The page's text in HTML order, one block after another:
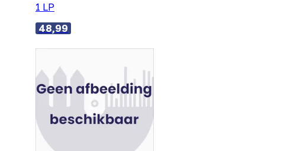
1 LP
48,99